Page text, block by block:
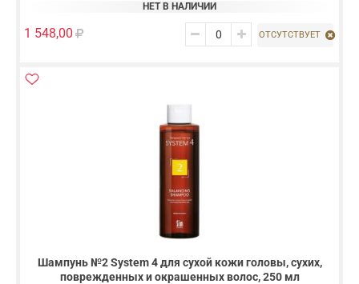
НЕТ В НАЛИЧИИ
1 548,00 ОТСУТСТВУЕТ
Шампунь №2 System 4 для сухой кожи головы, сухих,
поврежденных и окрашенных волос, 250 мл